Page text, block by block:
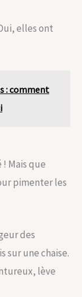
elles ont
: comment
Mais que
pimenter les
des
sur une chaise.
lève